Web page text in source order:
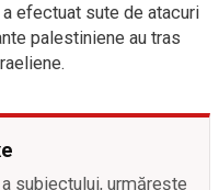
efectuat sute de atacuri
palestiniene au tras
subiectului, urmărește